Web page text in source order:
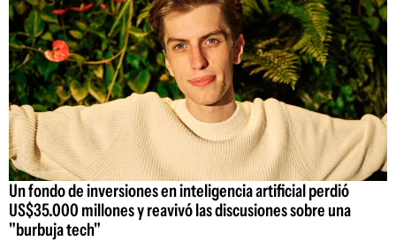
Un fondo de inversiones en inteligencia artificial perdió
US$35.000 millones y reavivó las discusiones sobre una
"burbuja tech"